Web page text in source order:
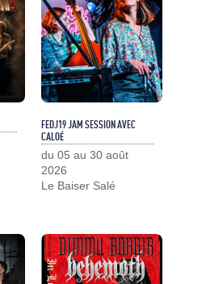
FEDJ19 JAM SESSION AVEC
CALOÉ
du 05 au 30 août
2026
Le Baiser Salé